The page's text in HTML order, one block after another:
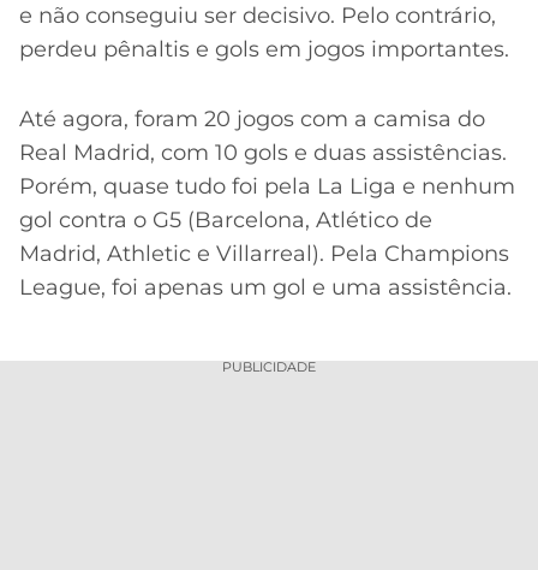
e não conseguiu ser decisivo. Pelo contrário,
perdeu pênaltis e gols em jogos importantes.
Até agora, foram 20 jogos com a camisa do
Real Madrid, com 10 gols e duas assistências.
Porém, quase tudo foi pela La Liga e nenhum
gol contra o G5 (Barcelona, Atlético de
Madrid, Athletic e Villarreal). Pela Champions
League, foi apenas um gol e uma assistência.
PUBLICIDADE